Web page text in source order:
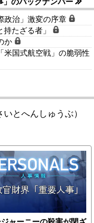
政治」激変の序章
持たざる者」
か
米国式航空戦」の脆弱性
とへんしゅうぶ）